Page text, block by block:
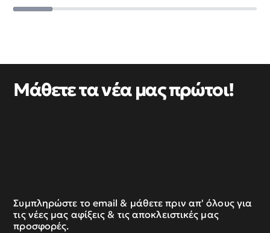
Μάθετε τα νέα μας πρώτοι!
Συμπληρώστε το email & μάθετε πριν απ' όλους για
τις νέες μας αφίξεις & τις αποκλειστικές μας
προσφορές.